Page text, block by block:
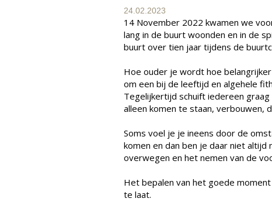
24.02.2023
14 November 2022 kwamen we
lang in de buurt woonden en in de
buurt over tien jaar tijdens de
Hoe ouder je wordt hoe
om een bij de leeftijd en algehele
Tegelijkertijd schuift iedereen
alleen komen te staan, verbouwen,
Soms voel je je ineens door de
komen en dan ben je daar niet
overwegen en het nemen van de
Het bepalen van het goede
te laat.